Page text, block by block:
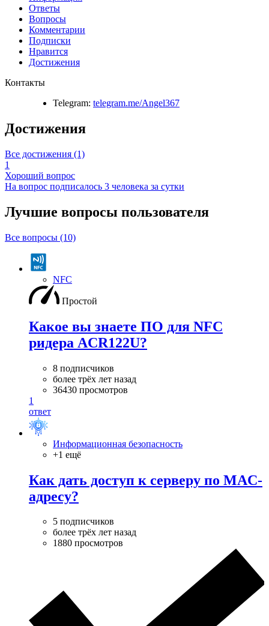
Ответы
Вопросы
Комментарии
Подписки
Нравится
Достижения
Контакты
Telegram: telegram.me/Angel367
Достижения
Все достижения (1)
1
Хороший вопрос
На вопрос подписалось 3 человека за сутки
Лучшие вопросы пользователя
Все вопросы (10)
NFC
Простой
Какое вы знаете ПО для NFC
ридера ACR122U?
8 подписчиков
более трёх лет назад
36430 просмотров
1
ответ
Информационная безопасность
+1 ещё
Как дать доступ к серверу по MAC-
адресу?
5 подписчиков
более трёх лет назад
1880 просмотров